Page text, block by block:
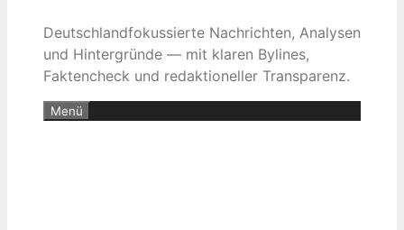
Deutschlandfokussierte Nachrichten, Analysen
und Hintergründe — mit klaren Bylines,
Faktencheck und redaktioneller Transparenz.
Menü